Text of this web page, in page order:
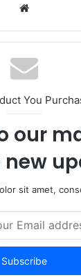
Website
You
our
sit amet,